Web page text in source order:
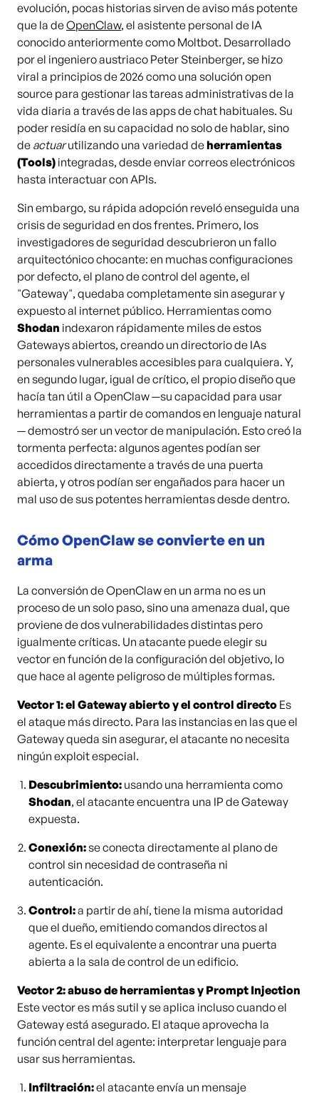
evolución, pocas historias sirven de aviso más potente
que la deOpenClaw, el asistente personal de IA
conocido anteriormente como Moltbot. Desarrollado
por el ingeniero austriaco Peter Steinberger, se hizo
viral a principios de 2026 como una solución open
source para gestionar las tareas administrativas de la
vida diaria a través de las apps de chat habituales. Su
poder residía en su capacidad no solo de hablar, sino
de actuarutilizando una variedad deherramientas
(Tools) integradas, desde enviar correos electrónicos
hasta interactuar con APIs.
Sin embargo, su rápida adopción reveló enseguida una
crisis de seguridad en dos frentes. Primero, los
investigadores de seguridad descubrieron un fallo
arquitectónico chocante: en muchas configuraciones
por defecto, el plano de control del agente, el
"Gateway", quedaba completamente sin asegurar y
expuesto al internet público. Herramientas como
Shodan indexaron rápidamente miles de estos
Gateways abiertos, creando un directorio de IAs
personales vulnerables accesibles para cualquiera. Y,
en segundo lugar, igual de crítico, el propio diseño que
hacía tan útil a OpenClaw —su capacidad para usar
herramientas a partir de comandos en lenguaje natural
— demostró ser un vector de manipulación. Esto creó la
tormenta perfecta: algunos agentes podían ser
accedidos directamente a través de una puerta
abierta, y otros podían ser engañados para hacer un
mal uso de sus potentes herramientas desde dentro.
Cómo OpenClaw se convierte en un
arma
La conversión de OpenClaw en un arma no es un
proceso de un solo paso, sino una amenaza dual, que
proviene de dos vulnerabilidades distintas pero
igualmente críticas. Un atacante puede elegir su
vector en función de la configuración del objetivo, lo
que hace al agente peligroso de múltiples formas.
Vector 1: el Gateway abierto y el control directo Es
el ataque más directo. Para las instancias en las que el
Gateway queda sin asegurar, el atacante no necesita
ningún exploit especial.
Descubrimiento: usando una herramienta como
Shodan, el atacante encuentra una IP de Gateway
expuesta.
Conexión:se conecta directamente al plano de
control sin necesidad de contraseña ni
autenticación.
Control:a partir de ahí, tiene la misma autoridad
que el dueño, emitiendo comandos directos al
agente. Es el equivalente a encontrar una puerta
abierta a la sala de control de un edificio.
Vector 2: abuso de herramientas y Prompt Injection
Este vector es más sutil y se aplica incluso cuando el
Gateway está asegurado. El ataque aprovecha la
función central del agente: interpretar lenguaje para
usar sus herramientas.
Infiltración:el atacante envía un mensaje